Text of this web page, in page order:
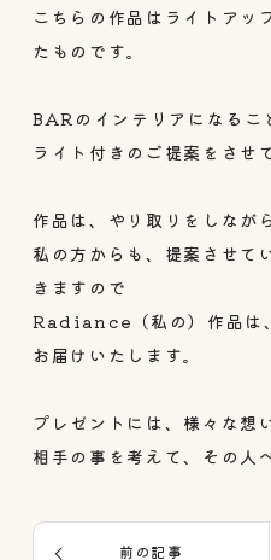
こちらの作品はライトアッ
たものです。
BARのインテリアになるこ
ライト付きのご提案をさせ
作品は、やり取りをしなが
私の方からも、提案させて
きますので
Radiance（私の）作品は
お届けいたします。
プレゼントには、様々な想
相手の事を考えて、その
前の記事